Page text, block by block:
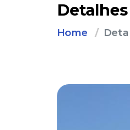
Home